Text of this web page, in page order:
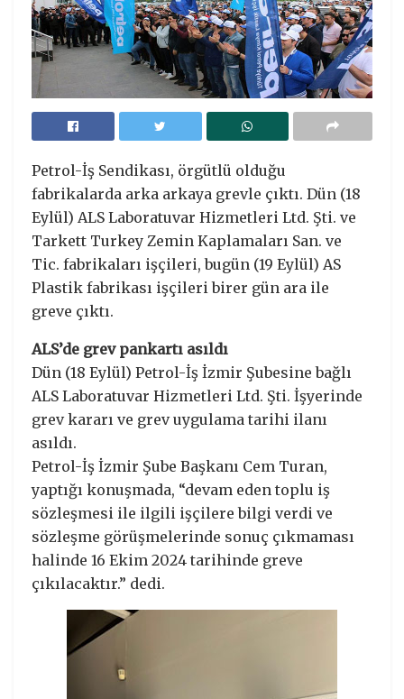
Petrol-İş Sendikası, örgütlü olduğu
fabrikalarda arka arkaya grevle çıktı. Dün (18
Eylül) ALS Laboratuvar Hizmetleri Ltd. Şti. ve
Tarkett Turkey Zemin Kaplamaları San. ve
Tic. fabrikaları işçileri, bugün (19 Eylül) AS
Plastik fabrikası işçileri birer gün ara ile
greve çıktı.
ALS’de grev pankartı asıldı
Dün (18 Eylül) Petrol-İş İzmir Şubesine bağlı
ALS Laboratuvar Hizmetleri Ltd. Şti. İşyerinde
grev kararı ve grev uygulama tarihi ilanı
asıldı.
Petrol-İş İzmir Şube Başkanı Cem Turan,
yaptığı konuşmada, “devam eden toplu iş
sözleşmesi ile ilgili işçilere bilgi verdi ve
sözleşme görüşmelerinde sonuç çıkmaması
halinde 16 Ekim 2024 tarihinde greve
çıkılacaktır.” dedi.